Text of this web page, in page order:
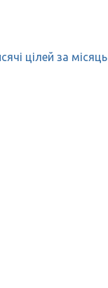
цілей за місяць